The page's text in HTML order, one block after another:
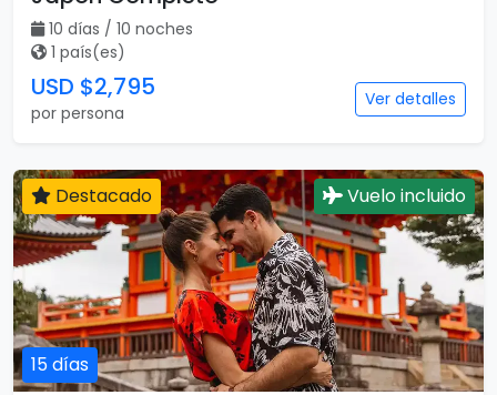
10 días / 10 noches
1 país(es)
USD $2,795
por persona
Ver detalles
15 días
Destacado Vuelo incluido